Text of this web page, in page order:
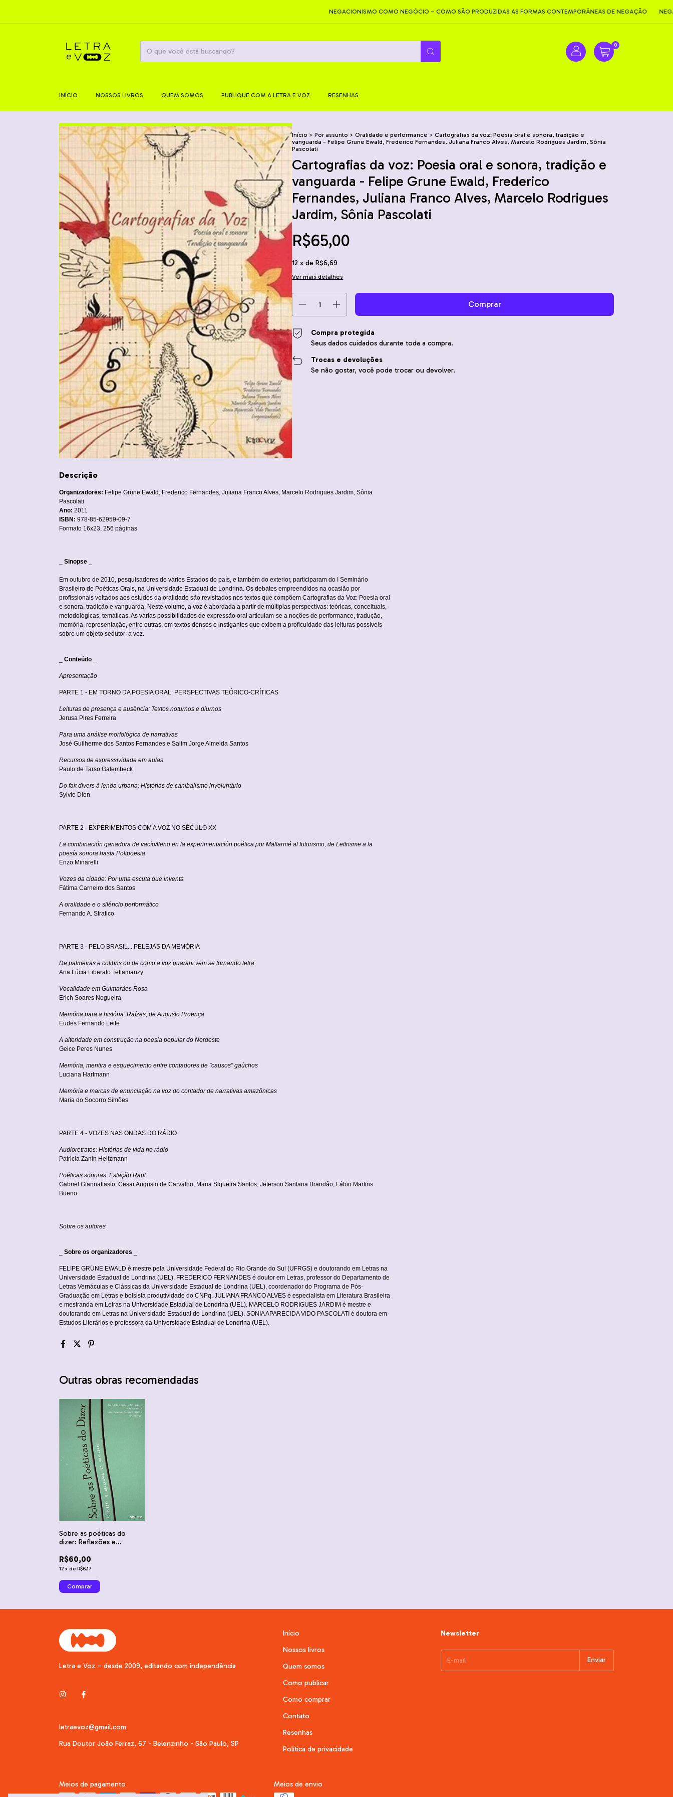
NEGACIONISMO COMO NEGÓCIO – COMO SÃO PRODUZIDAS AS FORMAS CONTEMPORÂNEAS DE NEGAÇÃO
0
INÍCIO NOSSOS LIVROS QUEM SOMOS PUBLIQUE COM A LETRA E VOZ RESENHAS
Início > Por assunto > Oralidade e performance > Cartografias da voz: Poesia oral e sonora, tradição e
vanguarda - Felipe Grune Ewald, Frederico Fernandes, Juliana Franco Alves, Marcelo Rodrigues Jardim, Sônia
Pascolati
Cartografias da voz: Poesia oral e sonora, tradição e
vanguarda - Felipe Grune Ewald, Frederico
Fernandes, Juliana Franco Alves, Marcelo Rodrigues
Jardim, Sônia Pascolati
R$65,00
12 x deR$6,69
Ver mais detalhes
Compra protegida
Seus dados cuidados durante toda a compra.
Trocas e devoluções
Se não gostar, você pode trocar ou devolver.
Descrição
Organizadores: Felipe Grune Ewald, Frederico Fernandes, Juliana Franco Alves, Marcelo Rodrigues Jardim, Sônia
Pascolati
Ano: 2011
ISBN: 978-85-62959-09-7
Formato 16x23, 256 páginas
_ Sinopse
Em outubro de 2010, pesquisadores de vários Estados do país, e também do exterior, participaram do I Seminário
Brasileiro de Poéticas Orais, na Universidade Estadual de Londrina. Os debates empreendidos na ocasião por
profissionais voltados aos estudos da oralidade são revisitados nos textos que compõem Cartografias da Voz: Poesia oral
e sonora, tradição e vanguarda. Neste volume, a voz é abordada a partir de múltiplas perspectivas: teóricas, conceituais,
metodológicas, temáticas. As várias possibilidades de expressão oral articulam-se a noções de performance, tradução,
memória, representação, entre outras, em textos densos e instigantes que exibem a proficuidade das leituras possíveis
sobre um objeto sedutor: a voz.
Conteúdo _
Apresentação
PARTE 1 - EM TORNO DA POESIA ORAL: PERSPECTIVAS TEÓRICO-CRÍTICAS
Leituras de presença e ausência: Textos noturnos e diurnos
Jerusa Pires Ferreira
Para uma análise morfológica de narrativas
José Guilherme dos Santos Fernandes e Salim Jorge Almeida Santos
Recursos de expressividade em aulas
Paulo de Tarso Galembeck
Do fait divers à lenda urbana: Histórias de canibalismo involuntário
Sylvie Dion
PARTE 2 - EXPERIMENTOS COM A VOZ NO SÉCULO XX
La combinación ganadora de vacío/lleno en la experimentación poética por Mallarmé al futurismo, de Lettrisme a la
poesía sonora hasta Polipoesia
Enzo Minarelli
Vozes da cidade: Por uma escuta que inventa
Fátima Carneiro dos Santos
A oralidade e o silêncio performático
Fernando A. Stratico
PARTE 3 - PELO BRASIL... PELEJAS DA MEMÓRIA
De palmeiras e colibris ou de como a voz guarani vem se tornando letra
Ana Lúcia Liberato Tettamanzy
Vocalidade em Guimarães Rosa
Erich Soares Nogueira
Memória para a história: Raízes, de Augusto Proença
Eudes Fernando Leite
A alteridade em construção na poesia popular do Nordeste
Geice Peres Nunes
Memória, mentira e esquecimento entre contadores de "causos" gaúchos
Luciana Hartmann
Memória e marcas de enunciação na voz do contador de narrativas amazônicas
Maria do Socorro Simões
PARTE 4 - VOZES NAS ONDAS DO RÁDIO
Audioretratos: Histórias de vida no rádio
Patricia Zanin Heitzmann
Poéticas sonoras: Estação Raul
Gabriel Giannattasio, Cesar Augusto de Carvalho, Maria Siqueira Santos, Jeferson Santana Brandão, Fábio Martins
Bueno
Sobre os autores
Sobre os organizadores
FELIPE GRÜNE EWALD é mestre pela Universidade Federal do Rio Grande do Sul (UFRGS) e doutorando em Letras na
Universidade Estadual de Londrina (UEL). FREDERICO FERNANDES é doutor em Letras, professor do Departamento de
Letras Vernáculas e Clássicas da Universidade Estadual de Londrina (UEL), coordenador do Programa de Pós-
Graduação em Letras e bolsista produtividade do CNPq. JULIANA FRANCO ALVES é especialista em Literatura Brasileira
e mestranda em Letras na Universidade Estadual de Londrina (UEL). MARCELO RODRIGUES JARDIM é mestre e
doutorando em Letras na Universidade Estadual de Londrina (UEL). SONIA APARECIDA VIDO PASCOLATI é doutora em
Estudos Literários e professora da Universidade Estadual de Londrina (UEL).
Outras obras recomendadas
Sobre as poéticas do
dizer: Reflexões e
Ana Lúcia Liberato
Tettamanzy, Jocelito Zalla
D'Ajello
R$60,00
12 x de R$6,17
Letra e Voz – desde 2009, editando com independência
letraevoz@gmail.com
Rua Doutor João Ferraz, 67 - Belenzinho - São Paulo, SP
Início
Nossos livros
Quem somos
Como publicar
Como comprar
Contato
Resenhas
Política de privacidade
Newsletter
Meios de pagamento Meios de envio